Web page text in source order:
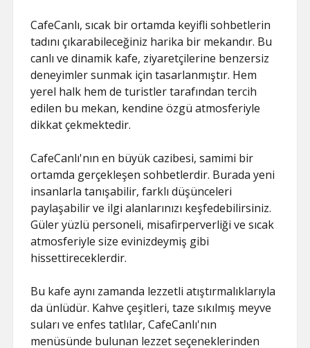
TUMBLR TAKIPÇI ARTTIRMA BEDAVA
CafeCanlı, sıcak bir ortamda keyifli sohbetlerin
tadını çıkarabileceğiniz harika bir mekandır. Bu
canlı ve dinamik kafe, ziyaretçilerine benzersiz
deneyimler sunmak için tasarlanmıştır. Hem
yerel halk hem de turistler tarafından tercih
edilen bu mekan, kendine özgü atmosferiyle
dikkat çekmektedir.
CafeCanlı'nın en büyük cazibesi, samimi bir
ortamda gerçekleşen sohbetlerdir. Burada yeni
insanlarla tanışabilir, farklı düşünceleri
paylaşabilir ve ilgi alanlarınızı keşfedebilirsiniz.
Güler yüzlü personeli, misafirperverliği ve sıcak
atmosferiyle size evinizdeymiş gibi
hissettireceklerdir.
Bu kafe aynı zamanda lezzetli atıştırmalıklarıyla
da ünlüdür. Kahve çeşitleri, taze sıkılmış meyve
suları ve enfes tatlılar, CafeCanlı'nın
menüsünde bulunan lezzet seçeneklerinden